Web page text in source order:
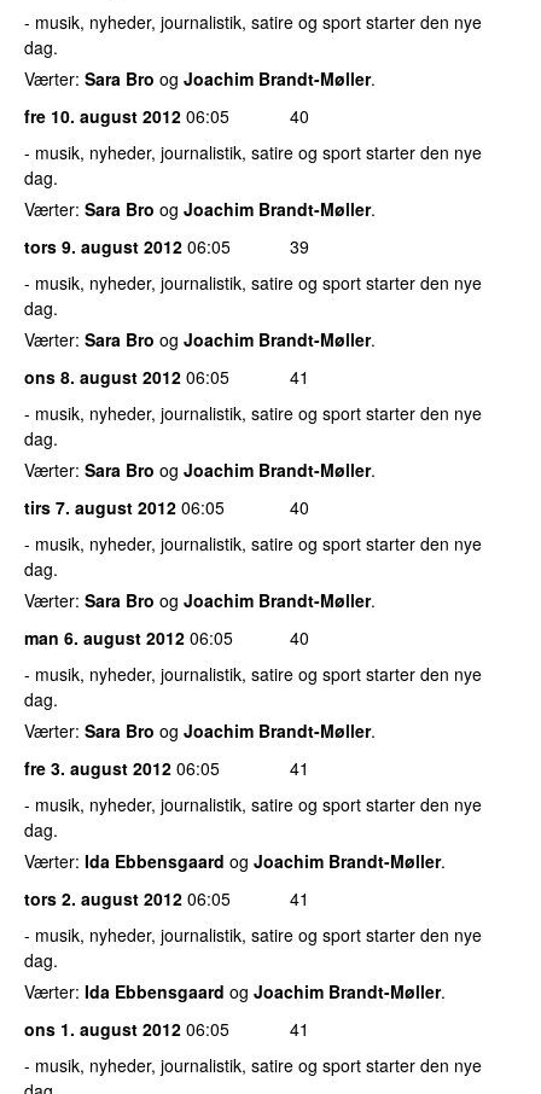
- musik, nyheder, journalistik, satire og sport starter den nye
dag.
Værter: Sara Bro og Joachim Brandt-Møller.
fre 10. august 2012 06:05
40
- musik, nyheder, journalistik, satire og sport starter den nye
dag.
Værter: Sara Bro og Joachim Brandt-Møller.
tors 9. august 2012 06:05
39
- musik, nyheder, journalistik, satire og sport starter den nye
dag.
Værter: Sara Bro og Joachim Brandt-Møller.
ons 8. august 2012 06:05
41
- musik, nyheder, journalistik, satire og sport starter den nye
dag.
Værter: Sara Bro og Joachim Brandt-Møller.
tirs 7. august 2012 06:05
40
- musik, nyheder, journalistik, satire og sport starter den nye
dag.
Værter: Sara Bro og Joachim Brandt-Møller.
man 6. august 2012 06:05
40
- musik, nyheder, journalistik, satire og sport starter den nye
dag.
Værter: Sara Bro og Joachim Brandt-Møller.
fre 3. august 2012 06:05
41
- musik, nyheder, journalistik, satire og sport starter den nye
dag.
Værter: Ida Ebbensgaard og Joachim Brandt-Møller.
tors 2. august 2012 06:05
41
- musik, nyheder, journalistik, satire og sport starter den nye
dag.
Værter: Ida Ebbensgaard og Joachim Brandt-Møller.
ons 1. august 2012 06:05
41
- musik, nyheder, journalistik, satire og sport starter den nye